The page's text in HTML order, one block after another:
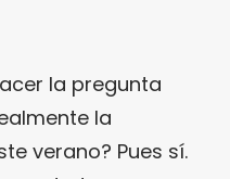
la pregunta
la
verano? Pues sí.